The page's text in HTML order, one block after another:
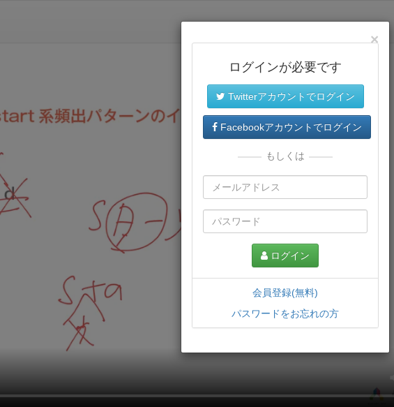
×
ログインが必要です
Twitterアカウントでログイン
Facebookアカウントでログイン
もしくは
ログイン
会員登録(無料)
パスワードをお忘れの方